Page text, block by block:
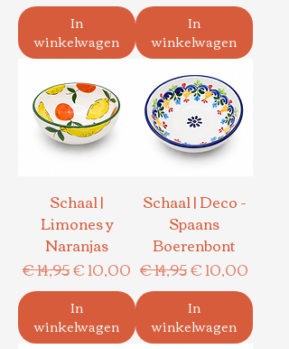
In
winkelwagen
In
winkelwagen
Schaal |
Limones y
Naranjas
Normale prijs
€ 14,95Verkoopprijs
€ 10,00
In
winkelwagen
Schaal | Deco -
Spaans
Boerenbont
Normale prijs
€ 14,95Verkoopprijs
€ 10,00
In
winkelwagen